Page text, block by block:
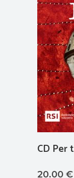
CD Per
20.00 €